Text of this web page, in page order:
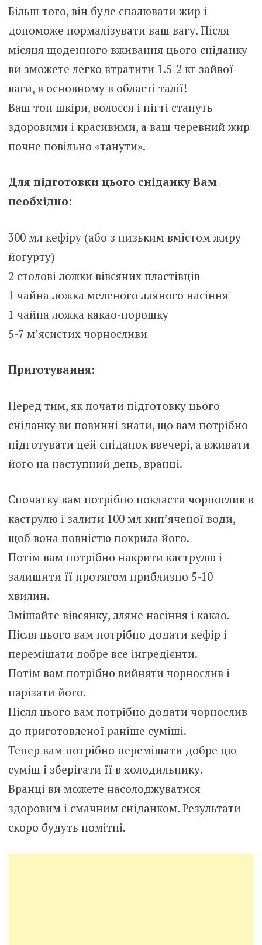
Більш того, він буде спалювати жир і
допоможе нормалізувати ваш вагу. Після
місяця щоденного вживання цього сніданку
ви зможете легко втратити 1.5-2 кг зайвої
ваги, в основному в області талії!
Ваш тон шкіри, волосся і нігті стануть
здоровими і красивими, а ваш черевний жир
почне повільно «танути».
Для підготовки цього сніданку Вам
необхідно:
300 мл кефіру (або з низьким вмістом жиру
йогурту)
2 столові ложки вівсяних пластівців
1 чайна ложка меленого лляного насіння
1 чайна ложка какао-порошку
5-7 м’ясистих чорносливи
Приготування:
Перед тим, як почати підготовку цього
сніданку ви повинні знати, що вам потрібно
підготувати цей сніданок ввечері, а вживати
його на наступний день, вранці.
Спочатку вам потрібно покласти чорнослив в
каструлю і залити 100 мл кип’яченої води,
щоб вона повністю покрила його.
Потім вам потрібно накрити каструлю і
залишити її протягом приблизно 5-10
хвилин.
Змішайте вівсянку, лляне насіння і какао.
Після цього вам потрібно додати кефір і
перемішати добре все інгредієнти.
Потім вам потрібно вийняти чорнослив і
нарізати його.
Після цього вам потрібно додати чорнослив
до приготовленої раніше суміші.
Тепер вам потрібно перемішати добре цю
суміш і зберігати її в холодильнику.
Вранці ви можете насолоджуватися
здоровим і смачним сніданком. Результати
скоро будуть помітні.